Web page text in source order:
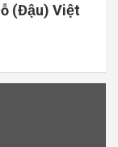
(Đậu) Việt